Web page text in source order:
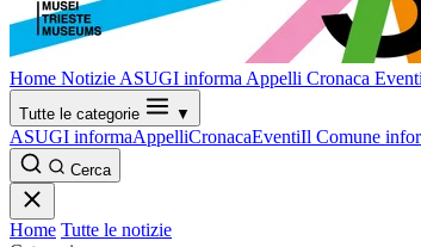
Home Notizie ASUGI informa Appelli Cronaca Eventi
Tutte le categorie ▼
ASUGI informaAppelliCronacaEventiIl Comune
Cerca
Home Tutte le notizie